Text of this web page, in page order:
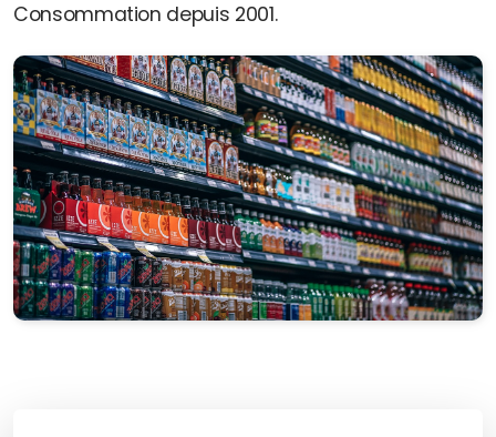
Consommation depuis 2001.